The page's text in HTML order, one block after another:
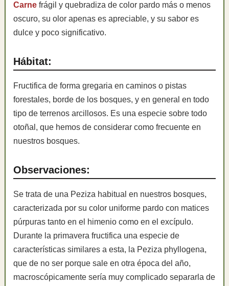
Carne frágil y quebradiza de color pardo más o menos
oscuro, su olor apenas es apreciable, y su sabor es
dulce y poco significativo.
Hábitat:
Fructifica de forma gregaria en caminos o pistas
forestales, borde de los bosques, y en general en todo
tipo de terrenos arcillosos. Es una especie sobre todo
otoñal, que hemos de considerar como frecuente en
nuestros bosques.
Observaciones:
Se trata de una Peziza habitual en nuestros bosques,
caracterizada por su color uniforme pardo con matices
púrpuras tanto en el himenio como en el excípulo.
Durante la primavera fructifica una especie de
características similares a esta, la Peziza phyllogena,
que de no ser porque sale en otra época del año,
macroscópicamente sería muy complicado separarla de